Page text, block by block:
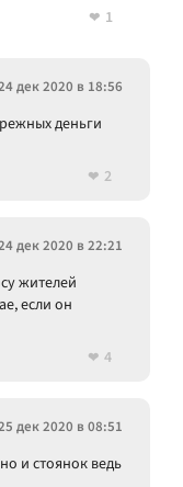
1
дек 2020 в 18:56
деньги
2
дек 2020 в 22:21
жителей
если он
4
дек 2020 в 08:51
и стоянок ведь